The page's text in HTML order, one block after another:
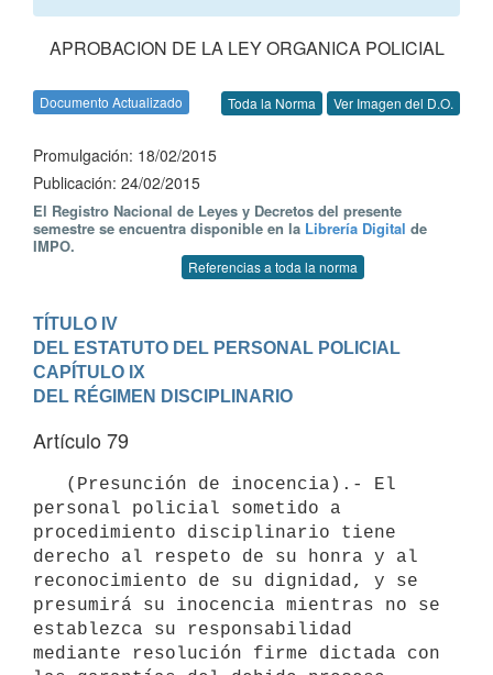
APROBACION DE LA LEY ORGANICA POLICIAL
Documento Actualizado Toda la Norma Ver Imagen del D.O.
Promulgación: 18/02/2015
Publicación: 24/02/2015
El Registro Nacional de Leyes y Decretos del presente
semestre se encuentra disponible en la Librería Digital de
IMPO.
Referencias a toda la norma
TÍTULO IV
DEL ESTATUTO DEL PERSONAL POLICIAL
CAPÍTULO IX
DEL RÉGIMEN DISCIPLINARIO
Artículo 79
personal policial sometido a
procedimiento disciplinario tiene
derecho al respeto de su honra y al
reconocimiento de su dignidad, y se
presumirá su inocencia mientras no se
establezca su responsabilidad
mediante resolución firme dictada con